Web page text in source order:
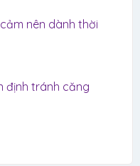
nên dành thời
định tránh căng